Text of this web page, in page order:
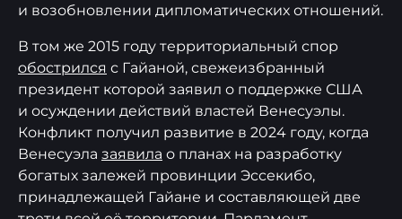
и возобновлении дипломатических отношений.
В том же 2015 году территориальный спор
обострился с Гайаной, свежеизбранный
президент которой заявил о поддержке США
и осуждении действий властей Венесуэлы.
Конфликт получил развитие в 2024 году, когда
Венесуэла заявила о планах на разработку
богатых залежей провинции Эссекибо,
принадлежащей Гайане и составляющей две